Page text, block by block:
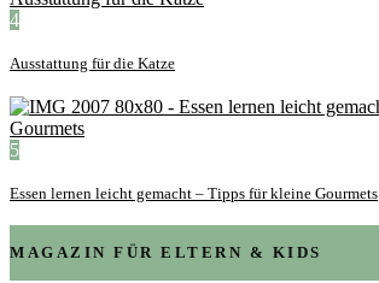
4
Ausstattung für die Katze
5
Essen lernen leicht gemacht – Tipps für kleine Gourmets
MAGAZIN FÜR ELTERN & KIDS